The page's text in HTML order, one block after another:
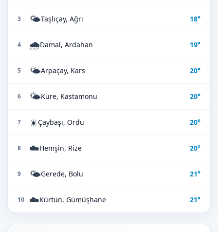
3 🌤️Taşlıçay, Ağrı 18°
4 🌧️Damal, Ardahan 19°
5 🌤️Arpaçay, Kars 20°
6 🌤️Küre, Kastamonu 20°
7 ☀️Çaybaşı, Ordu 20°
8 ☁️Hemşin, Rize 20°
9 🌤️Gerede, Bolu 21°
10 ☁️Kürtün, Gümüşhane 21°